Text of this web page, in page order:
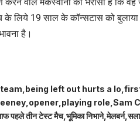
लिये 19 साल के कॉन्सटास को
है।
being left out hurts a lo
opener playing role Sam
पहले तीन टेस्ट मैच भूमिका निभाने मेलबर्न